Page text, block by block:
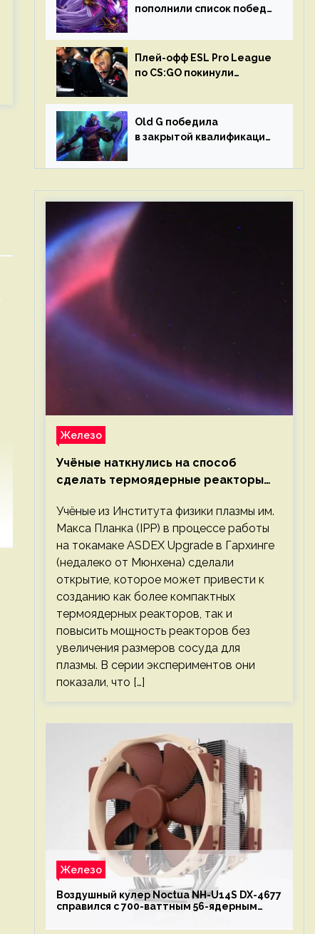
пополнили список побед
Плей-офф ESL Pro League
по CS:GO покинули
Old G победила
в закрытой квалификации
Западной Европы
Железо
Учёные наткнулись на способ
сделать термоядерные реакторы
Учёные из Института физики плазмы им.
Макса Планка (IPP) в процессе работы
на токамаке ASDEX Upgrade в Гархинге
(недалеко от Мюнхена) сделали
открытие, которое может привести к
созданию как более компактных
термоядерных реакторов, так и
повысить мощность реакторов без
увеличения размеров сосуда для
плазмы. В серии экспериментов они
показали, что […]
Железо
Воздушный кулер Noctua NH-U14S DX-4677
справился с 700-ваттным 56-ядерным